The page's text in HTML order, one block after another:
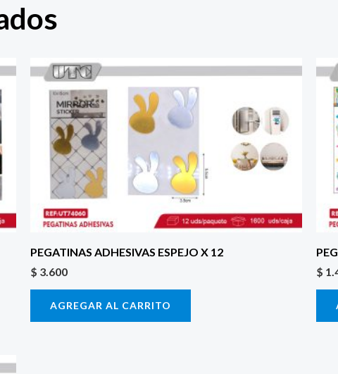
PEGATINAS ADHESIVAS ESPEJO X 12
$ 3.600
AGREGAR AL CARRITO
$